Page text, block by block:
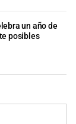
un año de
posibles